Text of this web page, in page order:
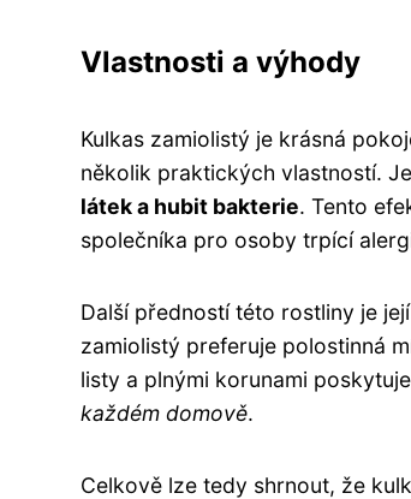
Vlastnosti a výhody
Kulkas zamiolistý je krásná
několik praktických vlastností.
látek a hubit bakterie. Tento
společníka pro osoby trpící
Další předností této rostliny je její
zamiolistý preferuje polostinná
listy a plnými korunami
každém domově.
Celkově lze tedy shrnout, že